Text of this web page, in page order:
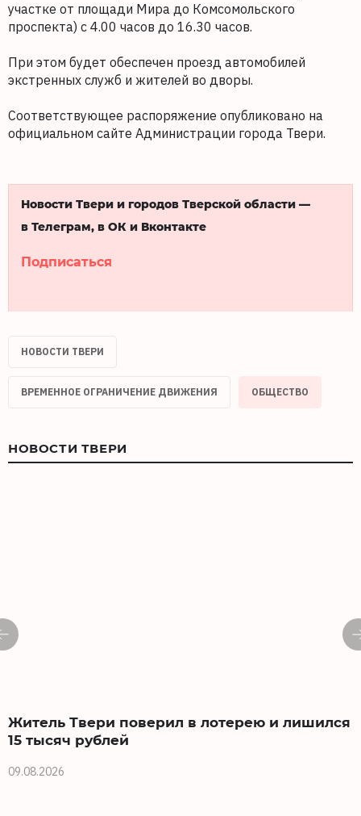
участке от площади Мира до Комсомольского
проспекта) с 4.00 часов до 16.30 часов.
При этом будет обеспечен проезд автомобилей
экстренных служб и жителей во дворы.
Соответствующее распоряжение опубликовано на
официальном сайте Администрации города Твери.
Новости Твери и городов Тверской области —
в Телеграм, в ОК и Вконтакте
Подписаться
НОВОСТИ ТВЕРИ
ВРЕМЕННОЕ ОГРАНИЧЕНИЕ ДВИЖЕНИЯ ОБЩЕСТВО
НОВОСТИ ТВЕРИ
Житель Твери поверил в лотерею и лишился
15 тысяч рублей
09.08.2026